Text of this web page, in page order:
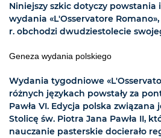
Niniejszy szkic dotyczy
wydania «L'Osservatore
r. obchodzi dwudziestolecie
Geneza wydania polskiego
Wydania tygodniowe
różnych językach powstały za
Pawła VI. Edycja polska
Stolicę św. Piotra Jana Pawła II,
nauczanie pasterskie docierało